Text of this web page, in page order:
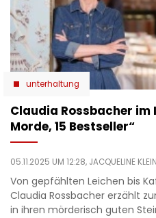
unterhaltung
Claudia Rossbacher im
Morde, 15 Bestseller“
05.11.2025 UM 12:28, JACQUELINE KLEIN
Von gepfählten Leichen bis
Claudia Rossbacher erzählt
in ihren mörderisch guten